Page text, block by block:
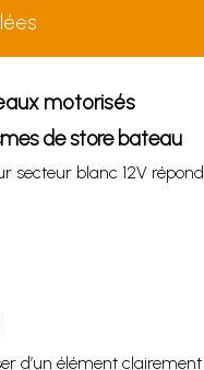
motorisés
de store bateau
blanc 12V
d’un élément